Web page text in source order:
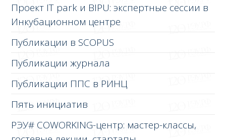
Проект IT park и BIPU: экспертные сессии в
Инкубационном центре
Публикации в SCOPUS
Публикации журнала
Публикации ППС в РИНЦ
Пять инициатив
РЭУ# COWORKING-центр: мастер-классы,